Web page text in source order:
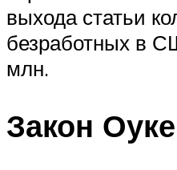
выхода статьи
безработных в
млн.
Закон